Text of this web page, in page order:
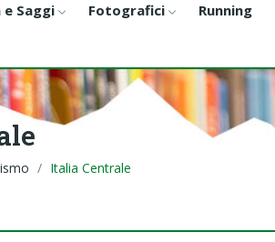
Saggi Fotografici Running
Italia Centrale